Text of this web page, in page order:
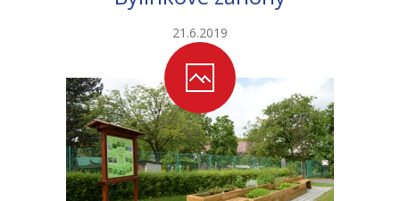
21.6.2019